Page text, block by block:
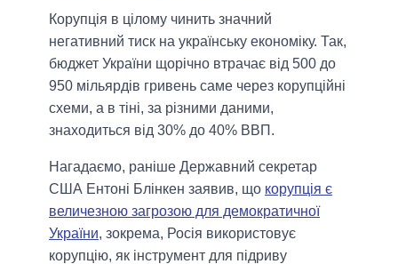
Корупція в цілому чинить значний
негативний тиск на українську економіку. Так,
бюджет України щорічно втрачає від 500 до
950 мільярдів гривень саме через корупційні
схеми, а в тіні, за різними даними,
знаходиться від 30% до 40% ВВП.
Нагадаємо, раніше Державний секретар
США Ентоні Блінкен заявив, що корупція є
величезною загрозою для демократичної
України, зокрема, Росія використовує
корупцію, як інструмент для підриву